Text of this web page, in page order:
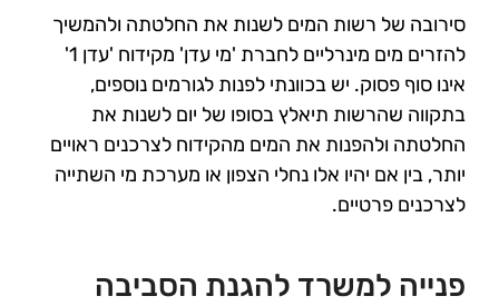
סירובה של רשות המים לשנות את החלטתה ולהמשיך
להזרים מים מינרליים לחברת 'מי עדן' מקידוח 'עדן 1'
אינו סוף פסוק. יש בכוונתי לפנות לגורמים נוספים,
בתקווה שהרשות תיאלץ בסופו של יום לשנות את
החלטתה ולהפנות את המים מהקידוח לצרכנים ראויים
יותר, בין אם יהיו אלו נחלי הצפון או מערכת מי השתייה
לצרכנים פרטיים.
פנייה למשרד להגנת הסביבה